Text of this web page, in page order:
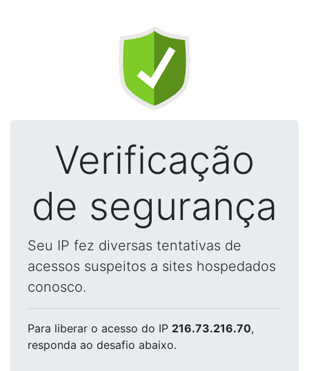
Verificação
de segurança
Seu IP fez diversas tentativas de
acessos suspeitos a sites hospedados
conosco.
Para liberar o acesso do IP 216.73.216.70,
responda ao desafio abaixo.